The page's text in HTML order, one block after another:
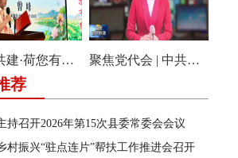
“莲片共建·荷您有约” 2026双峰·锁石花之缘第八届荷花文旅推广体验月盛大开幕 聚焦党代会 | 中共双峰县第十四届委员会举行第一次全体会议
荐
持召开2026年第15次县委常委会会议
村振兴“驻点连片”帮扶工作推进会召开